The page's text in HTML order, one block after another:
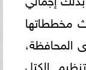
مخططاتها
مستوى المحافظة،
الكتل